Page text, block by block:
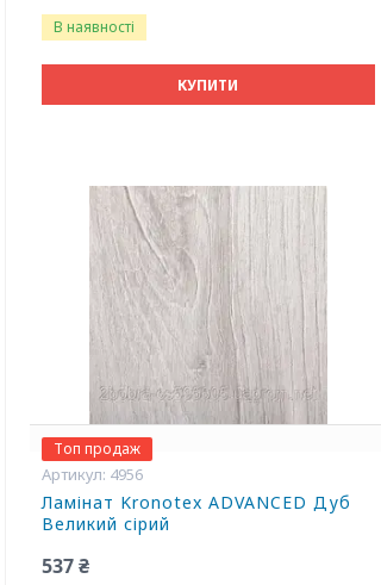
В наявності
КУПИТИ
Топ продаж
4956
Ламінат Kronotex ADVANCED Дуб
Великий сірий
537 ₴